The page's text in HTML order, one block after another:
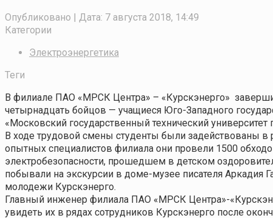
Опубликовано | Дата: 7 августа 2018, 14:49
Категории
Электроэнергетика
Теги
В филиале ПАО «МРСК Центра» – «Курскэнерго»
четырнадцать бойцов — учащиеся Юго-Западного
«Московский государственный технический
В ходе трудовой смены студенты были задействованы в
опытных специалистов филиала они провели 1500
электробезопасности, прошедшем в детском
побывали на экскурсии в доме-музее писателя Аркадия
молодежи Курскэнерго.
Главный инженер филиала ПАО «МРСК Центра»-
увидеть их в рядах сотрудников Курскэнерго после